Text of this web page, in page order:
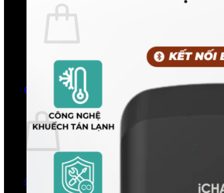
Chưa có sản phẩm trong giỏ hàng.
Quay trở lại cửa hàng
0
Giỏ hàng
Chưa có sản phẩm trong giỏ hàng.
Quay trở lại cửa hàng